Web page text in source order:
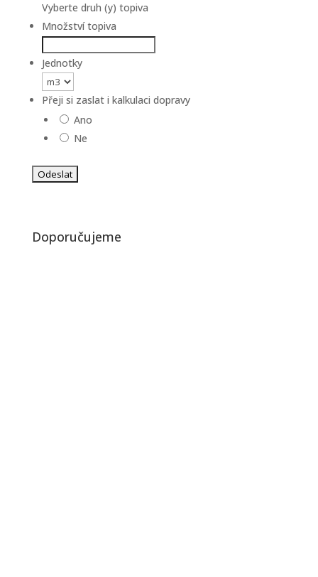
Vyberte druh (y) topiva
Množství topiva
Jednotky
Přeji si zaslat i kalkulaci dopravy
Ano
Ne
Doporučujeme